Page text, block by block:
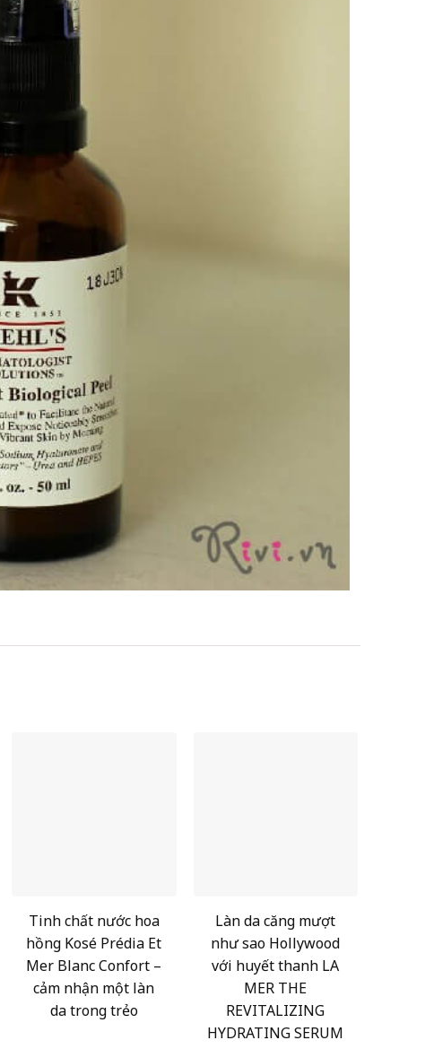
Tinh chất nước hoa
hồng Kosé Prédia Et
Mer Blanc Confort –
cảm nhận một làn
da trong trẻo
Làn da căng mượt
như sao Hollywood
với huyết thanh LA
MER THE
REVITALIZING
HYDRATING SERUM